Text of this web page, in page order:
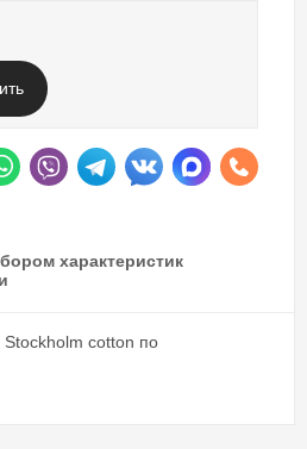
характеристик
cotton по